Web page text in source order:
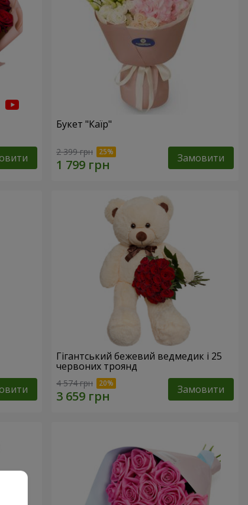
Букет "Каїр"
2 399 грн Замовити
Гігантський бежевий ведмедик і 25
червоних троянд
4 574 грн Замовити